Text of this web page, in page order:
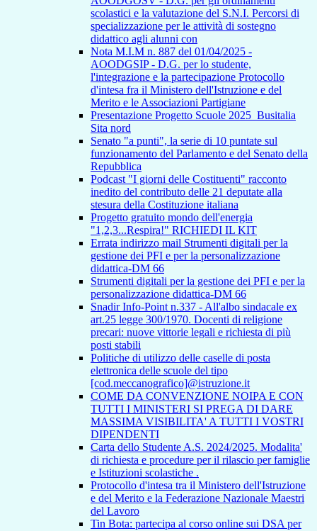
scolastici e la valutazione del S.N.I. Percorsi di
specializzazione per le attività di sostegno
didattico agli alunni con
Nota M.I.M n. 887 del 01/04/2025 -
AOODGSIP - D.G. per lo studente,
l'integrazione e la partecipazione Protocollo
d'intesa fra il Ministero dell'Istruzione e del
Merito e le Associazioni Partigiane
Presentazione Progetto Scuole 2025_Busitalia
Sita nord
Senato "a punti", la serie di 10 puntate sul
funzionamento del Parlamento e del Senato della
Repubblica
Podcast "I giorni delle Costituenti" racconto
inedito del contributo delle 21 deputate alla
stesura della Costituzione italiana
Progetto gratuito mondo dell'energia
"1,2,3...Respira!" RICHIEDI IL KIT
Errata indirizzo mail Strumenti digitali per la
gestione dei PFI e per la personalizzazione
didattica-DM 66
Strumenti digitali per la gestione dei PFI e per la
personalizzazione didattica-DM 66
Snadir Info-Point n.337 - All'albo sindacale ex
art.25 legge 300/1970. Docenti di religione
precari: nuove vittorie legali e richiesta di più
posti stabili
Politiche di utilizzo delle caselle di posta
elettronica delle scuole del tipo
[cod.meccanografico]@istruzione.it
COME DA CONVENZIONE NOIPA E CON
TUTTI I MINISTERI SI PREGA DI DARE
MASSIMA VISIBILITA' A TUTTI I VOSTRI
DIPENDENTI
Carta dello Studente A.S. 2024/2025. Modalita'
di richiesta e procedure per il rilascio per famiglie
e Istituzioni scolastiche .
Protocollo d'intesa tra il Ministero dell'Istruzione
e del Merito e la Federazione Nazionale Maestri
del Lavoro
Tin Bota: partecipa al corso online sui DSA per